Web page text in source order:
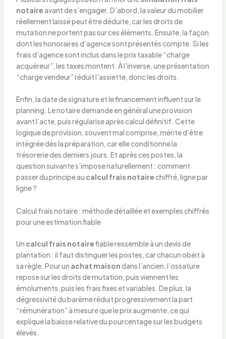
notaireavant de s’engager. D’abord, la valeur du mobilier
réellement laissé peut être déduite, car les droits de
mutation ne portent pas sur ces éléments. Ensuite, la façon
dont les honoraires d’agence sont présentés compte. Si les
frais d’agence sont inclus dans le prix taxable “charge
acquéreur”, les taxes montent. À l’inverse, une présentation
“charge vendeur” réduit l’assiette, donc les droits.
Enfin, la date de signature et le financement influent sur le
planning. Le notaire demande en général une provision
avant l’acte, puis régularise après calcul définitif. Cette
logique de provision, souvent mal comprise, mérite d’être
intégrée dès la préparation, car elle conditionne la
trésorerie des derniers jours. Et après ces postes, la
question suivante s’impose naturellement : comment
passer du principe au calcul frais notairechiffré, ligne par
ligne ?
Calcul frais notaire : méthode détaillée et exemples chiffrés
pour une estimation fiable
Un calcul frais notairefiable ressemble à un devis de
plantation : il faut distinguer les postes, car chacun obéit à
sa règle. Pour un achat maisondans l’ancien, l’ossature
repose sur les droits de mutation, puis viennent les
émoluments, puis les frais fixes et variables. De plus, la
dégressivité du barème réduit progressivement la part
“rémunération” à mesure que le prix augmente, ce qui
explique la baisse relative du pourcentage sur les budgets
élevés.